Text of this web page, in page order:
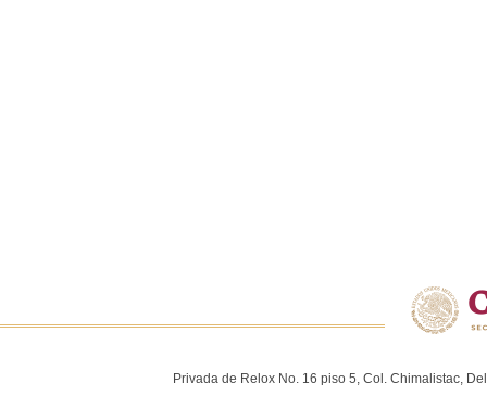
Privada de Relox No. 16 piso 5, Col. Chimalistac,